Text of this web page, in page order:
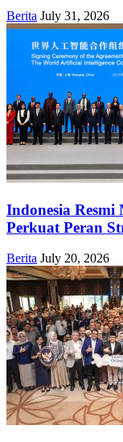
Berita July 31, 2026
Indonesia
Perkuat Peran
Berita July 20, 2026